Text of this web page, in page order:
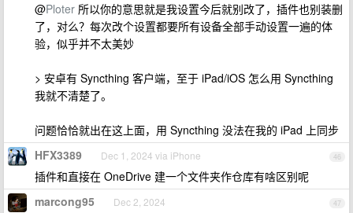
@Ploter 所以你的意思就是我设置今后就别改了，插件也别装删
了，对么？每次改个设置都要所有设备全部手动设置一遍的体
验，似乎并不太美妙
> 安卓有 Syncthing 客户端，至于 iPad/iOS 怎么用 Syncthing
我就不清楚了。
问题恰恰就出在这上面，用 Syncthing 没法在我的 iPad 上同步
46
HFX3389 Dec 1, 2024 via iPhone
插件和直接在 OneDrive 建一个文件夹作仓库有啥区别呢
47
marcong95 Dec 2, 2024